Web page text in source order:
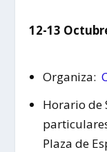
12-13
Organiza:
Horario de
Plaza de